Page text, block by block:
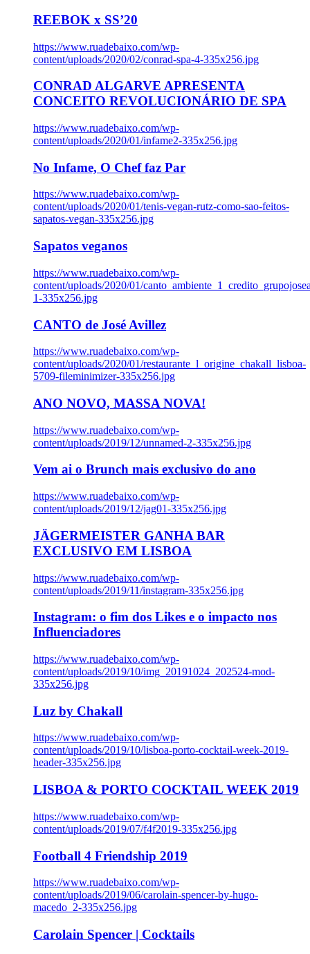
REEBOK x SS’20
https://www.ruadebaixo.com/wp-
content/uploads/2020/02/conrad-spa-4-335x256.jpg
CONRAD ALGARVE APRESENTA
CONCEITO REVOLUCIONÁRIO DE SPA
https://www.ruadebaixo.com/wp-
content/uploads/2020/01/infame2-335x256.jpg
No Infame, O Chef faz Par
https://www.ruadebaixo.com/wp-
content/uploads/2020/01/tenis-vegan-rutz-como-sao-feitos-
sapatos-vegan-335x256.jpg
Sapatos veganos
https://www.ruadebaixo.com/wp-
content/uploads/2020/01/
1-335x256.jpg
CANTO de José Avillez
https://www.ruadebaixo.com/wp-
content/uploads/2020/01/restaurante_l_origine_chakall_lisboa-
5709-fileminimizer-335x256.jpg
ANO NOVO, MASSA NOVA!
https://www.ruadebaixo.com/wp-
content/uploads/2019/12/unnamed-2-335x256.jpg
Vem ai o Brunch mais exclusivo do ano
https://www.ruadebaixo.com/wp-
content/uploads/2019/12/jag01-335x256.jpg
JÄGERMEISTER GANHA BAR
EXCLUSIVO EM LISBOA
https://www.ruadebaixo.com/wp-
content/uploads/2019/11/instagram-335x256.jpg
Instagram: o fim dos Likes e o impacto nos
Influenciadores
https://www.ruadebaixo.com/wp-
content/uploads/2019/10/img_20191024_202524-mod-
335x256.jpg
Luz by Chakall
https://www.ruadebaixo.com/wp-
content/uploads/2019/10/lisboa-porto-cocktail-week-2019-
header-335x256.jpg
LISBOA & PORTO COCKTAIL WEEK 2019
https://www.ruadebaixo.com/wp-
content/uploads/2019/07/f4f2019-335x256.jpg
Football 4 Friendship 2019
https://www.ruadebaixo.com/wp-
content/uploads/2019/06/carolain-spencer-by-hugo-
macedo_2-335x256.jpg
Carolain Spencer | Cocktails